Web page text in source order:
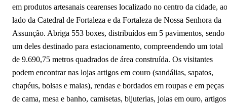
em produtos artesanais cearenses localizado no centro da cidade, ao
lado da Catedral de Fortaleza e da Fortaleza de Nossa Senhora da
Assunção. Abriga 553 boxes, distribuídos em 5 pavimentos, sendo
um deles destinado para estacionamento, compreendendo um total
de 9.690,75 metros quadrados de área construída. Os visitantes
podem encontrar nas lojas artigos em couro (sandálias, sapatos,
chapéus, bolsas e malas), rendas e bordados em roupas e em peças
de cama, mesa e banho, camisetas, bijuterias, joias em ouro, artigos